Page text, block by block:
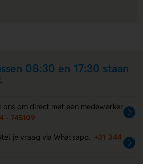
08:30 en 17:30 staan
ons om direct met een medewerker
- 745109
je vraag via Whatsapp. +31 344